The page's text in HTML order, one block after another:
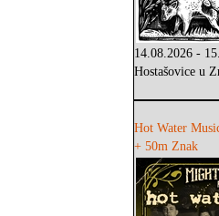
14.08.2026 -
Hostašovice u
Hot Water
+ 50m Znak